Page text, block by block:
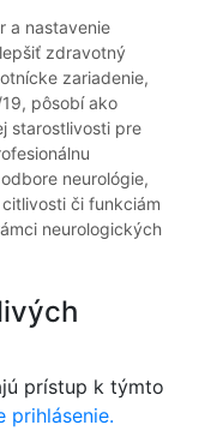
a nastavenie
zdravotný
zariadenie,
pôsobí ako
starostlivosti pre
neurológie,
či funkciám
neurologických
prístup k týmto
prihlásenie.